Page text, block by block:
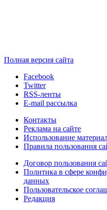
Полная версия сайта
Facebook
Twitter
RSS-ленты
E-mail рассылка
Контакты
Реклама на сайте
Использование
Правила пользования
Договор пользования
Политика в сфере
данных
Пользовательское
Редакция